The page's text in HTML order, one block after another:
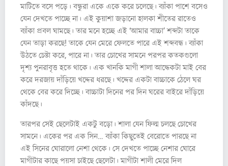
মাটিতে বসে পড়ে। বন্ধুরা একে একে করে চলেছে। ব্যাঁকা পাশে বসেও
যেন দেখতে পাচ্ছে না। এই কুয়াশা জড়ানো হালকা শীতের রাতেও
ব্যাঁকা প্রবল ঘামছে। তার মনে হচ্ছে এই ‘আমার বাচ্চা’ শব্দটা তাকে
যেন তাড়া করছে! তাকে যেন মেরে ফেলতে পারে এই শব্দবন্ধ। ব্যাঁকা
উঠতে চেষ্টা করে, পারে না। তার চোখের সামনে পরপর কতকগুলো
দৃশ্য পুনরাবৃত্ত হতে থাকে। এক খানকি মাগী শালা আদ্ধেকটা মাই বের
করে দরজায় দাঁড়িয়ে খদ্দের ধরছে। খদ্দের একটা বাচ্চাকে ঠেলে ঘর
থেকে বের করে দিচ্ছে। বাচ্চাটা দিনের পর দিন ঘরের বাইরে দাঁড়িয়ে
কাঁদছে।
তারপর সেই ছেলেটাই একটু বড়ো। শালা যেন ফিল্ম চলছে চোখের
সামনে। একের পর এক সিন… ব্যাঁকা কিছুতেই বেরোতে পারছে না
এই সিনের ঘোরালো নেশা থেকে। সে দেখতে পাচ্ছে নেশার ঘোরে
মাগীটার কাছে পয়সা চাইছে ছেলেটা। মাগীটা শালী মেরে দিল